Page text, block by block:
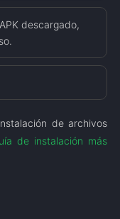
descargado,
de archivos
de instalación más